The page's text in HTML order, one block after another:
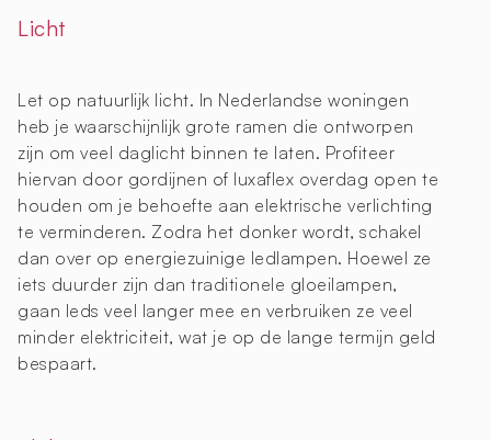
Licht
Let op natuurlijk licht. In Nederlandse woningen
heb je waarschijnlijk grote ramen die ontworpen
zijn om veel daglicht binnen te laten. Profiteer
hiervan door gordijnen of luxaflex overdag open te
houden om je behoefte aan elektrische verlichting
te verminderen. Zodra het donker wordt, schakel
dan over op energiezuinige ledlampen. Hoewel ze
iets duurder zijn dan traditionele gloeilampen,
gaan leds veel langer mee en verbruiken ze veel
minder elektriciteit, wat je op de lange termijn geld
bespaart.